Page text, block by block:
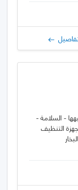
- السلامة -
بأجهزة التنظيف